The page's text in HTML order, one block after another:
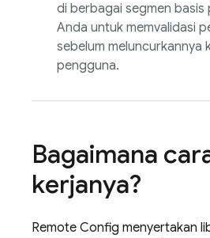
di berbagai segmen basis
Anda untuk memvalidasi
sebelum meluncurkannya
pengguna.
Bagaimana
kerjanya?
Remote Config menyertakan